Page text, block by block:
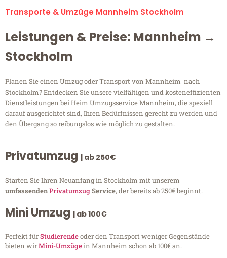
Transporte & Umzüge Mannheim Stockholm
Leistungen & Preise: Mannheim →
Stockholm
Planen Sie einen Umzug oder Transport von Mannheim nach
Stockholm? Entdecken Sie unsere vielfältigen und kosteneffizienten
Dienstleistungen bei Heim Umzugsservice Mannheim, die speziell
darauf ausgerichtet sind, Ihren Bedürfnissen gerecht zu werden und
den Übergang so reibungslos wie möglich zu gestalten.
Privatumzug | ab 250€
Starten Sie Ihren Neuanfang in Stockholm mit unserem
umfassendenPrivatumzugService, der bereits ab 250€ beginnt.
Mini Umzug | ab 100€
Perfekt fürStudierendeoder den Transport weniger Gegenstände
bieten wirMini-Umzügein Mannheim schon ab 100€ an.